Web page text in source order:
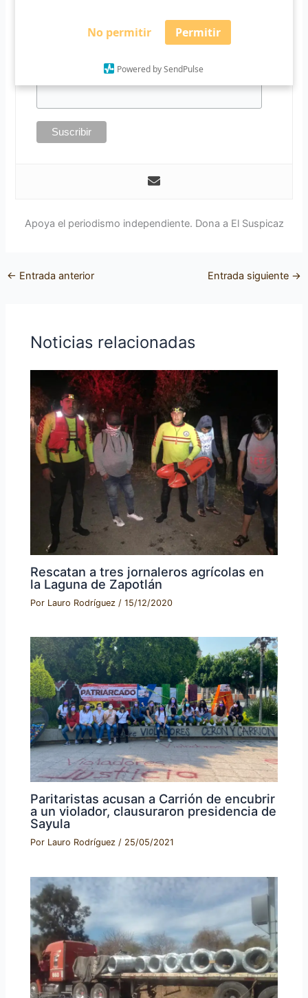
No permitir Permitir
Powered by SendPulse
Suscríbete a nuestro boletín
Apoya el periodismo independiente. Dona a El Suspicaz
← Entrada anterior Entrada siguiente →
Noticias relacionadas
Rescatan a tres jornaleros agrícolas en
la Laguna de Zapotlán
Por Lauro Rodríguez /15/12/2020
Paritaristas acusan a Carrión de encubrir
a un violador, clausuraron presidencia de
Sayula
Por Lauro Rodríguez / 25/05/2021